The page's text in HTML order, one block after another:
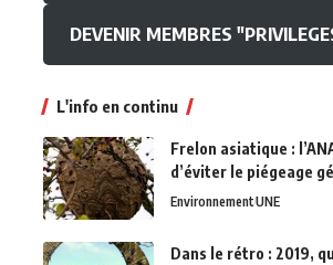
DEVENIR MEMBRES
L'info en continu
Frelon asiatique :
d’éviter le piégeage
EnvironnementUNE
Dans le rétro : 2019,